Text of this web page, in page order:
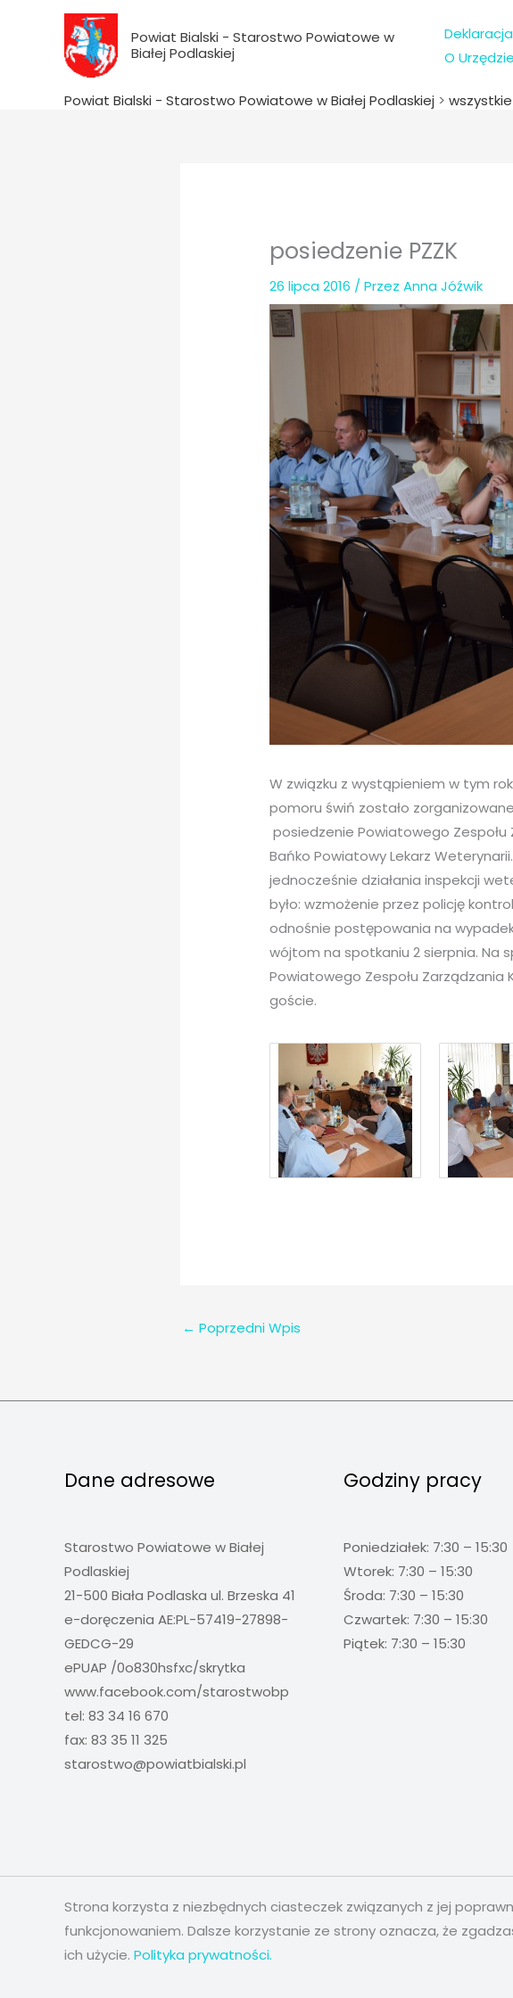
Powiat Bialski - Starostwo Powiatowe w
Białej Podlaskiej
O
Powiat Bialski - Starostwo Powiatowe w Białej Podlaskiej >
posiedzenie PZZK
26 lipca 2016 / PrzezAnna Jóźwik
W związku z wystąpieniem w tym
pomoru świń zostało
posiedzenie Powiatowego Zespołu
Bańko Powiatowy Lekarz
jednocześnie działania inspekcji
było: wzmożenie przez policję
odnośnie postępowania na
wójtom na spotkaniu 2 sierpnia. Na
Powiatowego Zespołu Zarządzania
goście.
← Poprzedni Wpis
Dane adresowe
Starostwo Powiatowe w Białej
Podlaskiej
21-500 Biała Podlaska ul. Brzeska 41
e-doręczenia AE:PL-57419-27898-
GEDCG-29
ePUAP /0o830hsfxc/skrytka
www.facebook.com/starostwobp
tel: 83 34 16 670
fax: 83 35 11 325
starostwo@powiatbialski.pl
Godziny pracy
Poniedziałek: 7:30 – 15:30
Wtorek: 7:30 – 15:30
Środa: 7:30 – 15:30
Czwartek: 7:30 – 15:30
Piątek: 7:30 – 15:30
Strona korzysta z niezbędnych ciasteczek związanych z jej
funkcjonowaniem. Dalsze korzystanie ze strony oznacza, że
ich użycie. Polityka prywatności.